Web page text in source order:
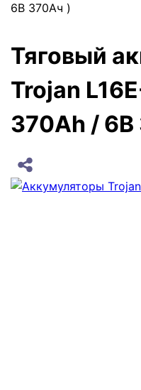
6В 370Ач )
Тяговый
Trojan
370Ah / 6В